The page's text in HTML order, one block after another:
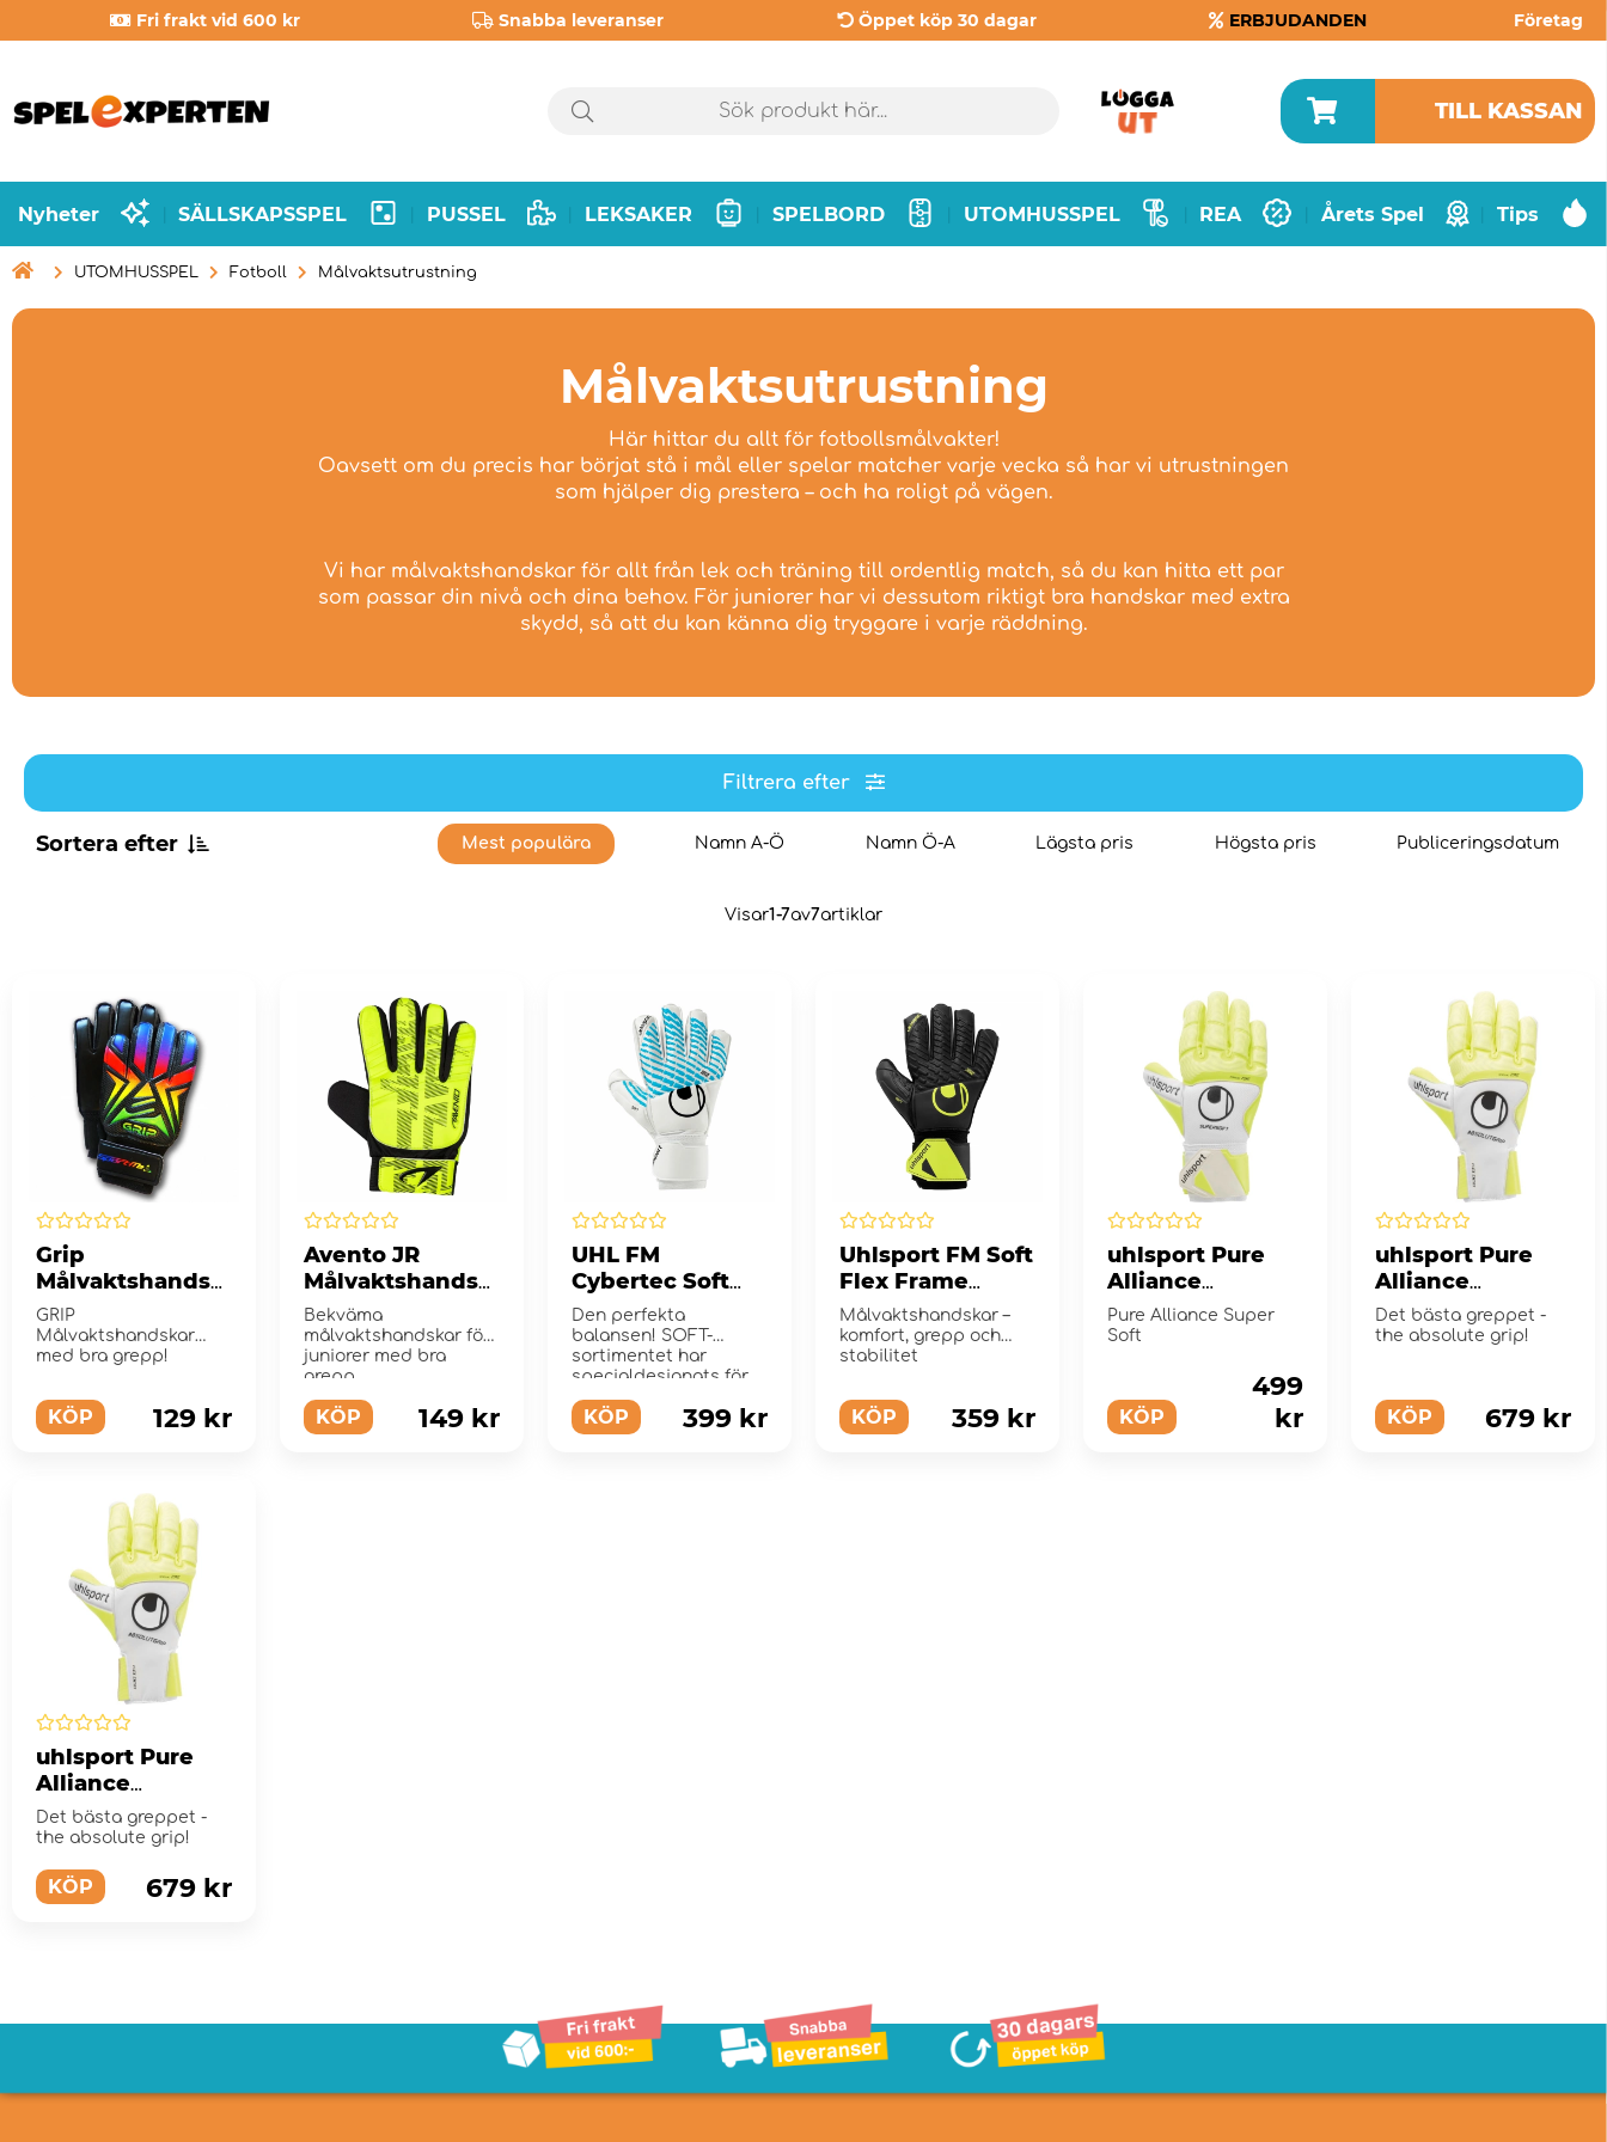
Fri frakt vid 600 kr Snabba leveranser Öppet köp 30 dagar ERBJUDANDEN Företag
TILL KASSAN
Nyheter SÄLLSKAPSSPEL PUSSEL LEKSAKER SPELBORD UTOMHUSSPEL REA Årets Spel Tips
 UTOMHUSSPEL Fotboll Målvaktsutrustning
Målvaktsutrustning
Här hittar du allt för fotbollsmålvakter!
Oavsett om du precis har börjat stå i mål eller spelar matcher varje vecka så har vi utrustningen
som hjälper dig prestera – och ha roligt på vägen.
Vi har målvaktshandskar för allt från lek och träning till ordentlig match, så du kan hitta ett par
som passar din nivå och dina behov. För juniorer har vi dessutom riktigt bra handskar med extra
skydd, så att du kan känna dig tryggare i varje räddning.
Filtrera efter
Sortera efter Mest populära Namn A-Ö Namn Ö-A Lägsta pris Högsta pris Publiceringsdatum
Visar1-7av7artiklar
Grip
Målvaktshandsk
e - Regnbåge
GRIP
Målvaktshandskar
med bra grepp!
KÖP 129 kr
Avento JR
Målvaktshandsk
ar Medium
Bekväma
målvaktshandskar för
juniorer med bra
grepp.
KÖP 149 kr
UHL FM
Cybertec Soft
Flex Frame
Den perfekta
balansen! SOFT-
sortimentet har
specialdesignats för
nybörjare och...
KÖP 399 kr
Uhlsport FM Soft
Flex Frame
Junior
Målvaktshandskar –
komfort, grepp och
stabilitet
KÖP 359 kr
uhlsport Pure
Alliance
Supersoft
målvaktshandsk
Pure Alliance Super
Soft
KÖP
499
kr
uhlsport Pure
Alliance
Absolutgrip
målvaktshandsk
Det bästa greppet -
the absolute grip!
KÖP 679 kr
uhlsport Pure
Alliance
Absolutgrip
målvaktshandsk
Det bästa greppet -
the absolute grip!
KÖP 679 kr